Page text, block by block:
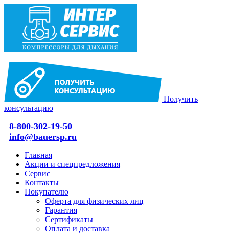
Получить
консультацию
8-800-302-19-50
info@bauersp.ru
Главная
Акции и спецпредложения
Сервис
Контакты
Покупателю
Оферта для физических лиц
Гарантия
Сертификаты
Оплата и доставка